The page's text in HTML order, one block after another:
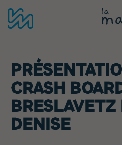
CRASH
BRESLAVETZ
DENISE